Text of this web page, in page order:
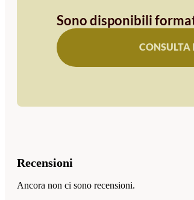
Sono disponibili
CONSULTA
Recensioni
Ancora non ci sono recensioni.